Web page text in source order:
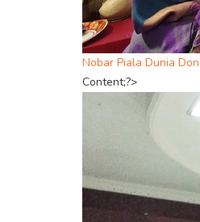
Nobar Piala Dunia
Content;?>